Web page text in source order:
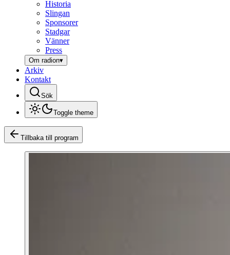
Historia
Slingan
Sponsorer
Stadgar
Vänner
Press
Om radion▾
Arkiv
Kontakt
Sök
Toggle theme
Tillbaka till program